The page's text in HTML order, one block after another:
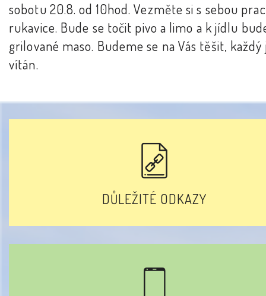
sobotu 20.8. od 10hod. Vezměte si s sebou
rukavice. Bude se točit pivo a limo a k jídlu
grilované maso. Budeme se na Vás těšit, každý
vítán.
DŮLEŽITÉ ODKAZY